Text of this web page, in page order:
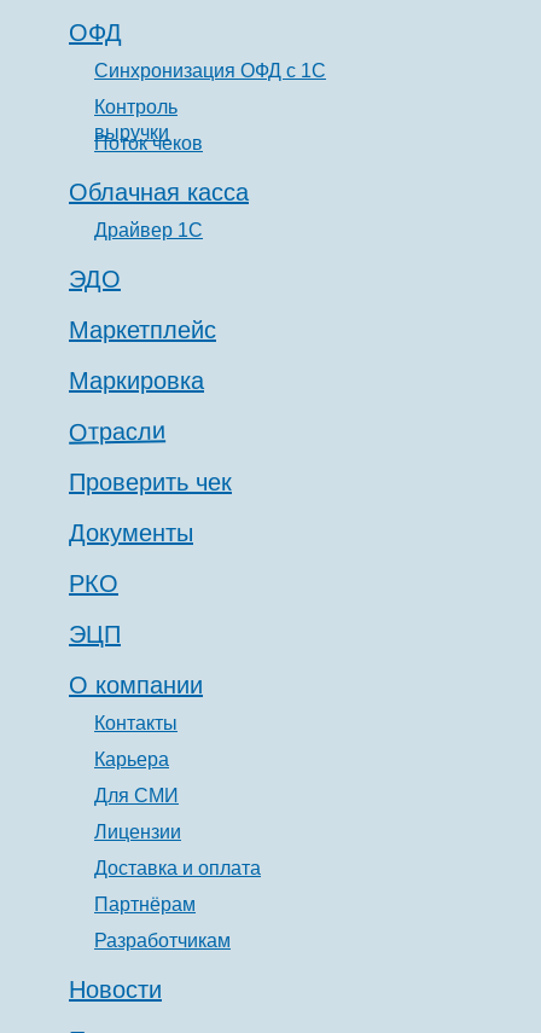
Драйвер 1С
Облачная касса
Синхронизация ОФД с 1С
Контроль
выручки
Поток чеков
ОФД
ЭДО
Маркетплейс
Маркировка
ЭЦП
РКО
Документы
Новости
Проверить чек
Отрасли
Разработчикам
Партнёрам
Доставка и оплата
Лицензии
Для СМИ
Карьера
Контакты
О компании